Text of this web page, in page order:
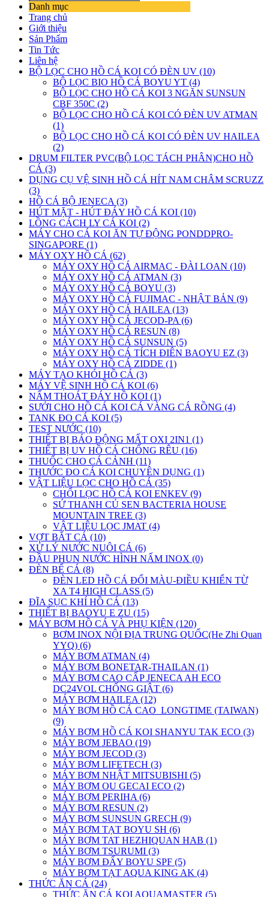
Danh mục
Trang chủ
Giới thiệu
Sản Phẩm
Tin Tức
Liên hệ
BỘ LỌC CHO HỒ CÁ KOI CÓ ĐÈN UV (10)
BỘ LỌC BIO HỒ CÁ BOYU YT (4)
BỘ LỌC CHO HỒ CÁ KOI 3 NGĂN SUNSUN
CBF 350C (2)
BỘ LỌC CHO HỒ CÁ KOI CÓ ĐÈN UV ATMAN
(1)
BỘ LỌC CHO HỒ CÁ KOI CÓ ĐÈN UV HAILEA
(2)
DRUM FILTER PVC(BỘ LỌC TÁCH PHÂN)CHO HỒ
CÁ (3)
DỤNG CỤ VỆ SINH HỒ CÁ HÍT NAM CHÂM SCRUZZ
(3)
HỒ CÁ BỘ JENECA (3)
HÚT MẶT - HÚT ĐÁY HỒ CÁ KOI (10)
LỒNG CÁCH LY CÁ KOI (2)
MÁY CHO CÁ KOI ĂN TỰ ĐỘNG PONDDPRO-
SINGAPORE (1)
MÁY OXY HỒ CÁ (62)
MÁY OXY HỒ CÁ AIRMAC - ĐÀI LOAN (10)
MÁY OXY HỒ CÁ ATMAN (3)
MÁY OXY HỒ CÁ BOYU (3)
MÁY OXY HỒ CÁ FUJIMAC - NHẬT BẢN (9)
MÁY OXY HỒ CÁ HAILEA (13)
MÁY OXY HỒ CÁ JECOD-PA (6)
MÁY OXY HỒ CÁ RESUN (8)
MÁY OXY HỒ CÁ SUNSUN (5)
MÁY OXY HỒ CÁ TÍCH ĐIÊN BAOYU EZ (3)
MÁY OXY HỒ CÁ ZIDDE (1)
MÁY TẠO KHÓI HỒ CÁ (3)
MÁY VỆ SINH HỒ CÁ KOI (6)
NẤM THOÁT ĐÁY HỒ KOI (1)
SƯỞI CHO HỒ CÁ KOI CÁ VÀNG CÁ RỒNG (4)
TANK ĐO CÁ KOI (5)
TEST NƯỚC (10)
THIẾT BỊ BÁO ĐỘNG MẤT OXI 2IN1 (1)
THIẾT BỊ UV HỒ CÁ CHỐNG RÊU (16)
THUỐC CHO CÁ CẢNH (11)
THƯỚC ĐO CÁ KOI CHUYÊN DỤNG (1)
VẬT LIỆU LỌC CHO HỒ CÁ (35)
CHỔI LỌC HỒ CÁ KOI ENKEV (9)
SỨ THANH CỦ SEN BACTERIA HOUSE
MOUNTAIN TREE (3)
VẬT LIỆU LỌC JMAT (4)
VỢT BẮT CÁ (10)
XỬ LÝ NƯỚC NUÔI CÁ (6)
ĐẦU PHUN NƯỚC HÌNH NẤM INOX (0)
ĐÈN BỂ CÁ (8)
ĐÈN LED HỒ CÁ ĐỔI MÀU-ĐIỀU KHIỂN TỪ
XA T4 HIGH CLASS (5)
ĐĨA SỤC KHÍ HỒ CÁ (13)
THIẾT BỊ BAOYU E ZU (15)
MÁY BƠM HỒ CÁ VÀ PHỤ KIỆN (120)
BƠM INOX NỘI ĐỊA TRUNG QUỐC(He Zhi Quan
YYQ) (6)
MÁY BƠM ATMAN (4)
MÁY BƠM BONETAR-THAILAN (1)
MÁY BƠM CAO CẤP JENECA AH ECO
DC24VOL CHỐNG GIẬT (6)
MÁY BƠM HAILEA (12)
MÁY BƠM HỒ CÁ CAO_LONGTIME (TAIWAN)
(9)
MÁY BƠM HỒ CÁ KOI SHANYU TAK ECO (3)
MÁY BƠM JEBAO (19)
MÁY BƠM JECOD (3)
MÁY BƠM LIFETECH (3)
MÁY BƠM NHẬT MITSUBISHI (5)
MÁY BƠM OU GECAI ECO (2)
MÁY BƠM PERIHA (6)
MÁY BƠM RESUN (2)
MÁY BƠM SUNSUN GRECH (9)
MÁY BƠM TẠT BOYU SH (6)
MÁY BƠM TAT HEZHIQUAN HAB (1)
MÁY BƠM TSURUMI (3)
MÁY BƠM ĐẨY BOYU SPF (5)
MÁY BƠM TẠT AQUA KING AK (4)
THỨC ĂN CÁ (24)
THỨC ĂN CÁ KOI AQUAMASTER (5)